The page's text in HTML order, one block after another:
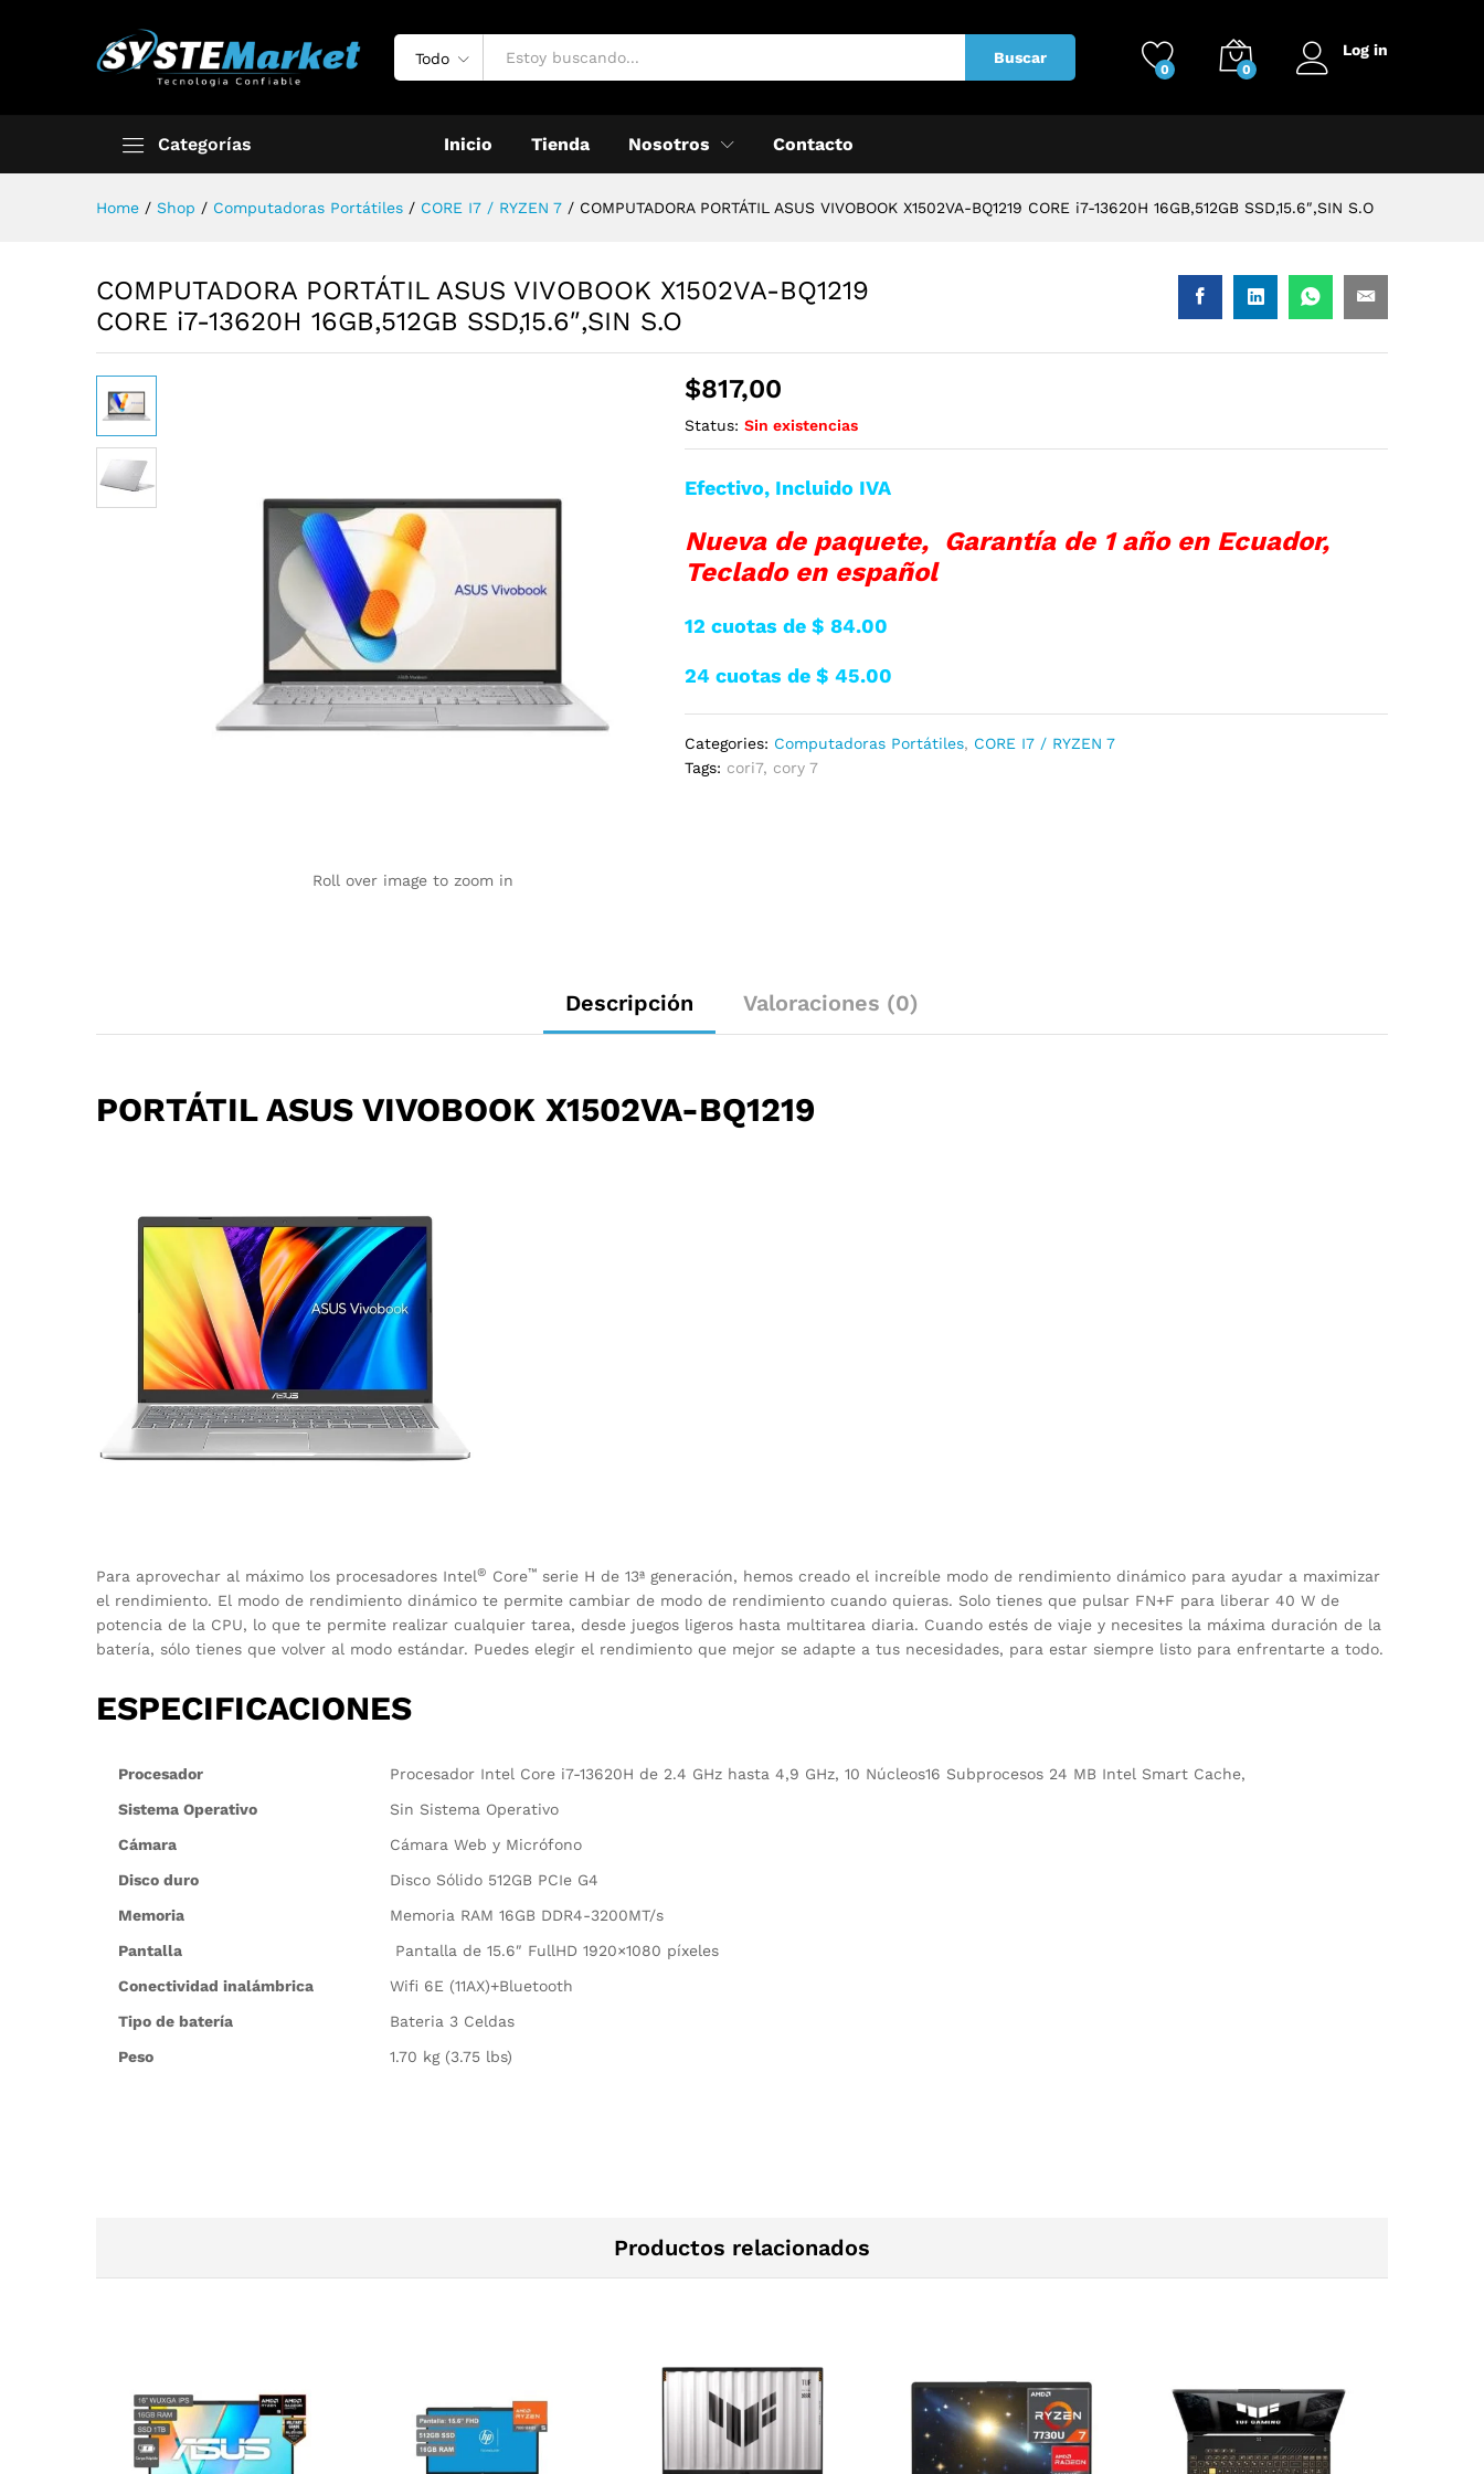
Todo Buscar
0 0
Log in
Categorías Inicio Tienda Nosotros Contacto
Home / Shop / Computadoras Portátiles / CORE I7 / RYZEN 7 / COMPUTADORA PORTÁTIL ASUS VIVOBOOK X1502VA-BQ1219 CORE i7-13620H 16GB,512GB SSD,15.6″,SIN S.O
COMPUTADORA PORTÁTIL ASUS VIVOBOOK X1502VA-BQ1219
CORE i7-13620H 16GB,512GB SSD,15.6″,SIN S.O
Roll over image to zoom in
$817,00
Status: Sin existencias
Efectivo, Incluido IVA
Nueva de paquete, Garantía de 1 año en Ecuador,
Teclado en español
12 cuotas de $ 84.00
24 cuotas de $ 45.00
Categories: Computadoras Portátiles, CORE I7 / RYZEN 7
Tags: cori7, cory 7
Descripción Valoraciones (0)
PORTÁTIL ASUS VIVOBOOK X1502VA-BQ1219
Para aprovechar al máximo los procesadores Intel® Core™ serie H de 13ª generación, hemos creado el increíble modo de rendimiento dinámico para ayudar a maximizar
el rendimiento. El modo de rendimiento dinámico te permite cambiar de modo de rendimiento cuando quieras. Solo tienes que pulsar FN+F para liberar 40 W de
potencia de la CPU, lo que te permite realizar cualquier tarea, desde juegos ligeros hasta multitarea diaria. Cuando estés de viaje y necesites la máxima duración de la
batería, sólo tienes que volver al modo estándar. Puedes elegir el rendimiento que mejor se adapte a tus necesidades, para estar siempre listo para enfrentarte a todo.
ESPECIFICACIONES
Procesador
Procesador Intel Core i7-13620H de 2.4 GHz hasta 4,9 GHz, 10 Núcleos16 Subprocesos 24 MB Intel Smart Cache,
Sistema Operativo
Sin Sistema Operativo
Cámara
Cámara Web y Micrófono
Disco duro
Disco Sólido 512GB PCIe G4
Memoria
Memoria RAM 16GB DDR4-3200MT/s
Pantalla
Pantalla de 15.6″ FullHD 1920×1080 píxeles
Conectividad inalámbrica
Wifi 6E (11AX)+Bluetooth
Tipo de batería
Bateria 3 Celdas
Peso
1.70 kg (3.75 lbs)
Productos relacionados